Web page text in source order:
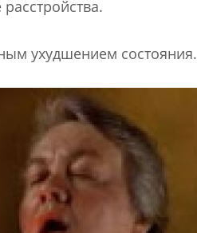
ухудшением состояния.